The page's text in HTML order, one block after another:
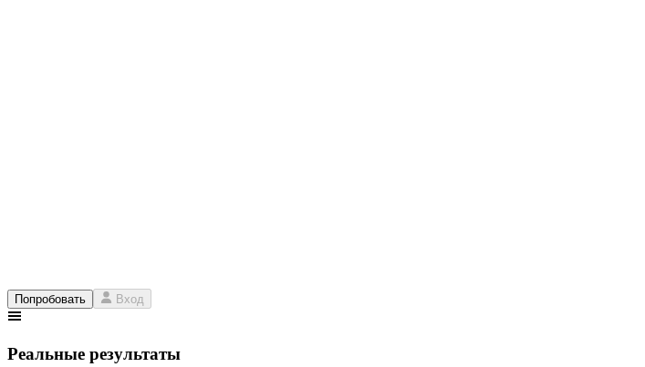
Попробовать Вход
Реальные результаты